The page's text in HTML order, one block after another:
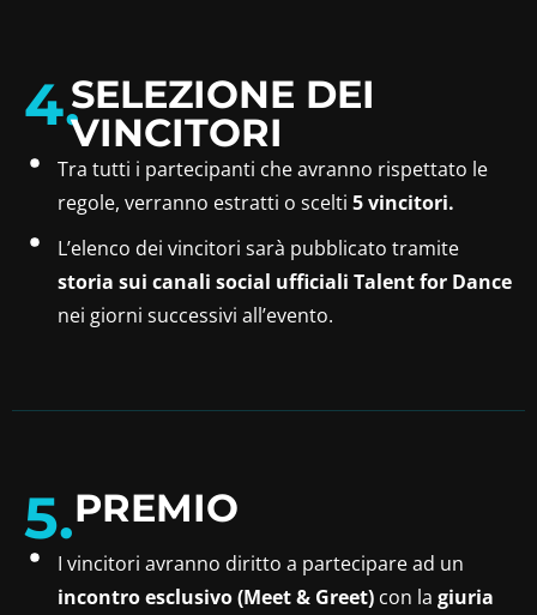
4.SELEZIONE DEI
VINCITORI
Tra tutti i partecipanti che avranno rispettato le
regole, verranno estratti o scelti 5 vincitori.
L’elenco dei vincitori sarà pubblicato tramite
storia sui canali social ufficiali Talent for Dance
nei giorni successivi all’evento.
5.PREMIO
I vincitori avranno diritto a partecipare ad un
incontro esclusivo (Meet & Greet)con la giuria